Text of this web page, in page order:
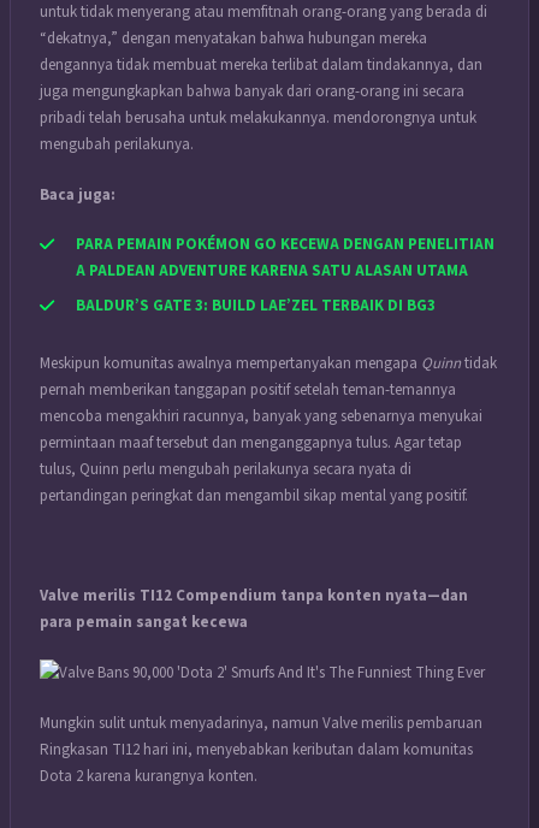
untuk tidak menyerang atau memfitnah orang-orang yang berada di
“dekatnya,” dengan menyatakan bahwa hubungan mereka
dengannya tidak membuat mereka terlibat dalam tindakannya, dan
juga mengungkapkan bahwa banyak dari orang-orang ini secara
pribadi telah berusaha untuk melakukannya. mendorongnya untuk
mengubah perilakunya.
Baca juga:
PARA PEMAIN POKÉMON GO KECEWA DENGAN PENELITIAN
A PALDEAN ADVENTURE KARENA SATU ALASAN UTAMA
BALDUR’S GATE 3: BUILD LAE’ZEL TERBAIK DI BG3
Meskipun komunitas awalnya mempertanyakan mengapa Quinntidak
pernah memberikan tanggapan positif setelah teman-temannya
mencoba mengakhiri racunnya, banyak yang sebenarnya menyukai
permintaan maaf tersebut dan menganggapnya tulus. Agar tetap
tulus, Quinn perlu mengubah perilakunya secara nyata di
pertandingan peringkat dan mengambil sikap mental yang positif.
Valve merilis TI12 Compendium tanpa konten nyata—dan
para pemain sangat kecewa
Mungkin sulit untuk menyadarinya, namun Valve merilis pembaruan
Ringkasan TI12 hari ini, menyebabkan keributan dalam komunitas
Dota 2 karena kurangnya konten.